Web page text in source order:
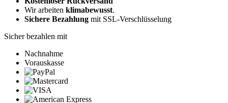
Wir arbeiten klimabewusst.
Sichere Bezahlung mit SSL-Verschlüsselung
Sicher bezahlen mit
Nachnahme
Vorauskasse